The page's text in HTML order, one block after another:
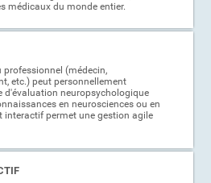
médicaux du monde entier.
(médecin,
etc.) peut personnellement
d'évaluation neuropsychologique
en neurosciences ou en
interactif permet une gestion agile